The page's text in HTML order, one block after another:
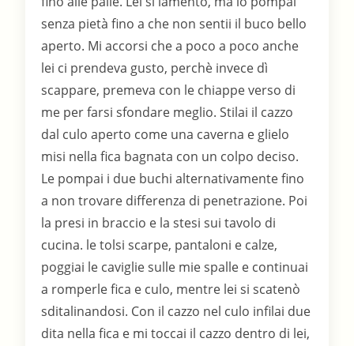
senza pietà fino a che non sentii il buco bello
aperto. Mi accorsi che a poco a poco anche
lei ci prendeva gusto, perchè invece dì
scappare, premeva con le chiappe verso di
me per farsi sfondare meglio. Stilai il cazzo
dal culo aperto come una caverna e glielo
misi nella fica bagnata con un colpo deciso.
Le pompai i due buchi alternativamente fino
a non trovare differenza di penetrazione. Poi
la presi in braccio e la stesi sui tavolo di
cucina. le tolsi scarpe, pantaloni e calze,
poggiai le caviglie sulle mie spalle e continuai
a romperle fica e culo, mentre lei si scatenò
sditalinandosi. Con il cazzo nel culo infilai due
dita nella fica e mi toccai il cazzo dentro di lei,